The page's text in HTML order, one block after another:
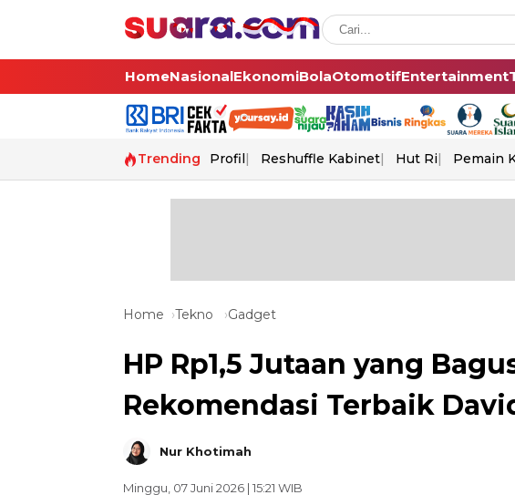
HomeNasionalEkonomiBolaOtomotifEntertainment
Trending Profil Reshuffle Kabinet Hut Ri Pemain
Home Tekno Gadget
HP Rp1,5 Jutaan yang
Rekomendasi Terbaik
Nur Khotimah
Minggu, 07 Juni 2026 | 15:21 WIB